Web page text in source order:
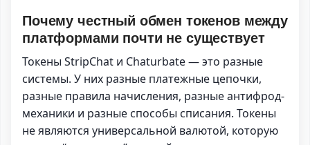
Почему честный обмен токенов между
платформами почти не существует
Токены StripChat и Chaturbate — это разные
системы. У них разные платежные цепочки,
разные правила начисления, разные антифрод-
механики и разные способы списания. Токены
не являются универсальной валютой, которую